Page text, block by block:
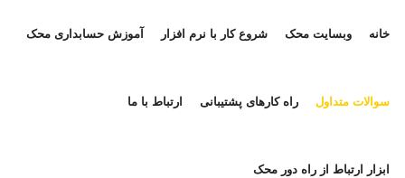
خانه وبسایت محک شروع کار با نرم افزار آموزش حسابداری محک
سوالات متداول راه کارهای پشتیبانی ارتباط با ما
ابزار ارتباط از راه دور محک